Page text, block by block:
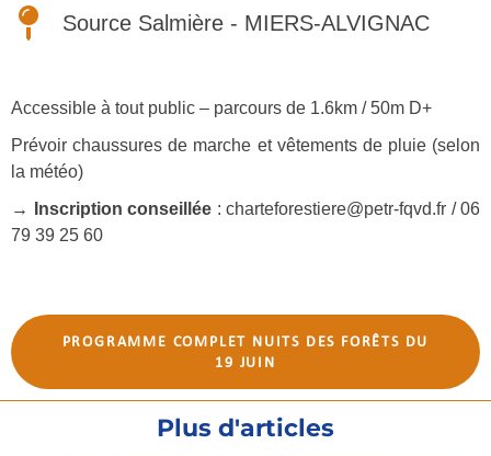
Source Salmière - MIERS-ALVIGNAC
Accessible à tout public – parcours de 1.6km / 50m D+
Prévoir chaussures de marche et vêtements de pluie (selon
la météo)
→ Inscription conseillée : charteforestiere@petr-fqvd.fr / 06
79 39 25 60
PROGRAMME COMPLET NUITS DES FORÊTS DU
19 JUIN
Plus d'articles